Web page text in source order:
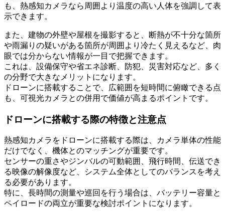
も、熱感知カメラなら周囲より温度の高い人体を強調して表
示できます。
また、建物の外壁や屋根を撮影すると、断熱が不十分な箇所
や雨漏りの疑いがある箇所が周囲より冷たく見えるなど、肉
眼では分からない情報が一目で把握できます。
これは、設備保守や省エネ診断、防犯、災害対応など、多く
の分野で大きなメリットになります。
ドローンに搭載することで、広範囲を短時間に俯瞰できる点
も、可視光カメラとの併用で価値が高まるポイントです。
ドローンに搭載する際の特徴と注意点
熱感知カメラをドローンに搭載する際は、カメラ単体の性能
だけでなく、機体とのマッチングが重要です。
センサーの重さやジンバルの可動範囲、飛行時間、伝送でき
る映像の解像度など、システム全体としてのバランスを考え
る必要があります。
特に、長時間の測量や巡回を行う場合は、バッテリー容量と
ペイロードの両立が重要な検討ポイントになります。